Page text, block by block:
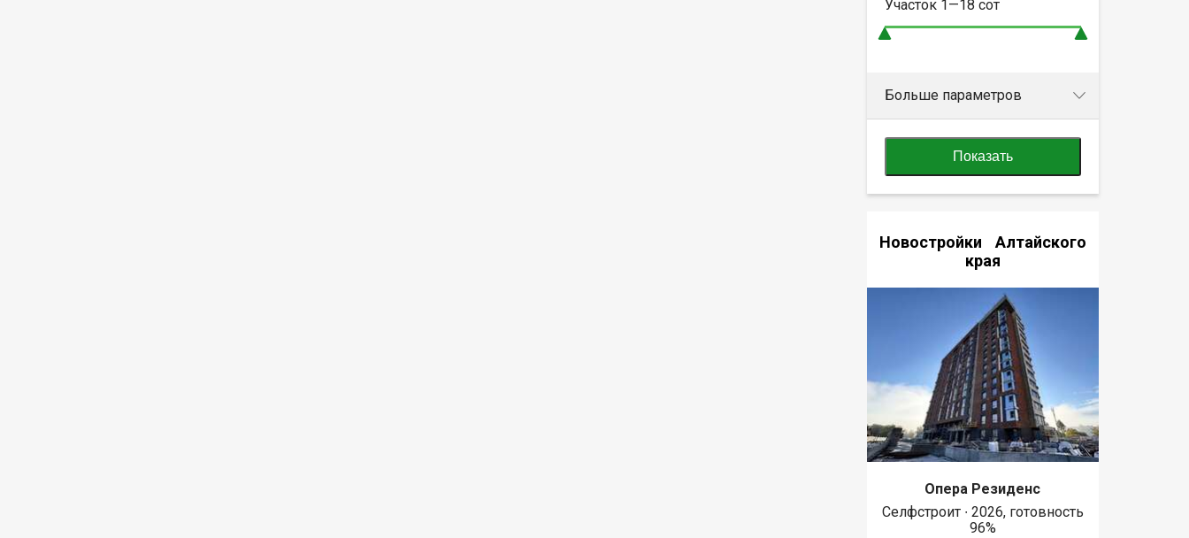
Участок 1—18 сот
Больше параметров
Показать
Новостройки Алтайского
края
Опера Резиденс
Селфстроит ∙ 2026, готовность
96%